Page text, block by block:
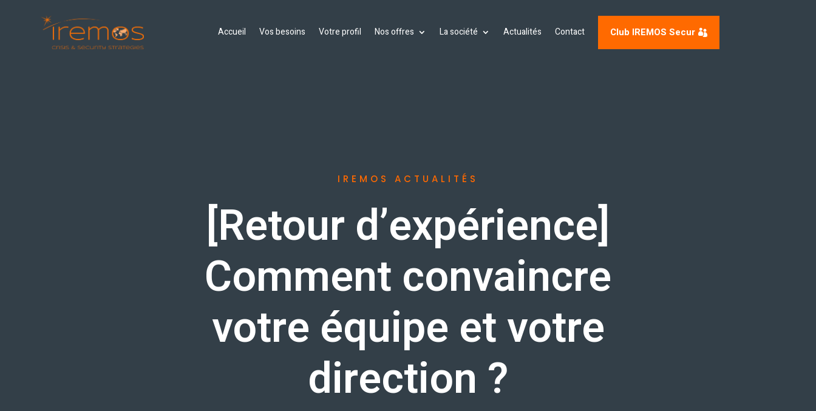
Accueil Vos besoins Votre profil Nos offres La société Actualités Contact Club IREMOS Secur
IREMOS ACTUALITÉS
[Retour d’expérience]
Comment convaincre
votre équipe et votre
direction ?